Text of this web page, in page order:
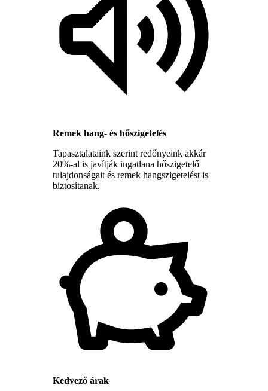
Remek hang- és hőszigetelés
Tapasztalataink szerint redőnyeink akkár
20%-al is javítják ingatlana hőszigetelő
tulajdonságait és remek hangszigetelést is
biztosítanak.
Kedvező árak